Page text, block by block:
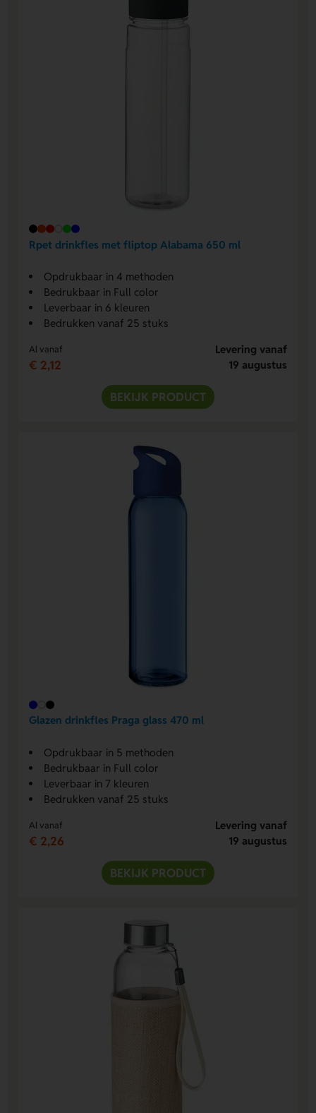
Rpet drinkfles met fliptop Alabama 650 ml
Opdrukbaar in 4 methoden
Bedrukbaar in Full color
Leverbaar in 6 kleuren
Bedrukken vanaf 25 stuks
Al vanaf
€ 2,12
Levering vanaf
19 augustus
BEKIJK PRODUCT
Glazen drinkfles Praga glass 470 ml
Opdrukbaar in 5 methoden
Bedrukbaar in Full color
Leverbaar in 7 kleuren
Bedrukken vanaf 25 stuks
Al vanaf
€ 2,26
Levering vanaf
19 augustus
BEKIJK PRODUCT